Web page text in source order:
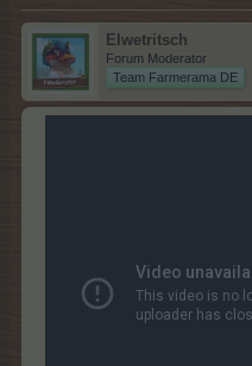
Elwetritsch
Forum Moderator
Team Farmerama DE